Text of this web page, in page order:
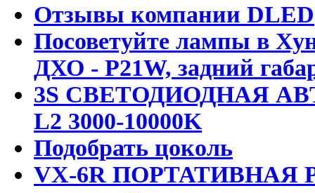
Отзывы компании DLED
Посоветуйте лампы в
ДХО - P21W, задний
3S СВЕТОДИОДНАЯ
L2 3000-10000K
Подобрать цоколь
VX-6R ПОРТАТИВНАЯ